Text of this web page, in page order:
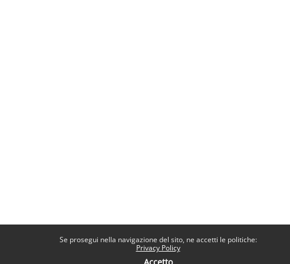
Se prosegui nella navigazione del sito, ne accetti le politiche:
Privacy Policy